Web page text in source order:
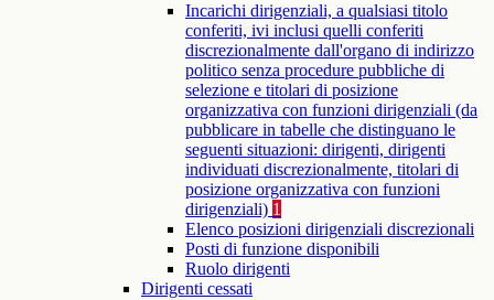
Incarichi dirigenziali, a qualsiasi titolo
conferiti, ivi inclusi quelli conferiti
discrezionalmente dall'organo di indirizzo
politico senza procedure pubbliche di
selezione e titolari di posizione
organizzativa con funzioni dirigenziali (da
pubblicare in tabelle che distinguano le
seguenti situazioni: dirigenti, dirigenti
individuati discrezionalmente, titolari di
posizione organizzativa con funzioni
dirigenziali) 1
Elenco posizioni dirigenziali discrezionali
Posti di funzione disponibili
Ruolo dirigenti
Dirigenti cessati